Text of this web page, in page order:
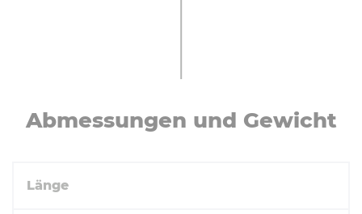
Ab­mes­sun­gen und Gewicht
Länge